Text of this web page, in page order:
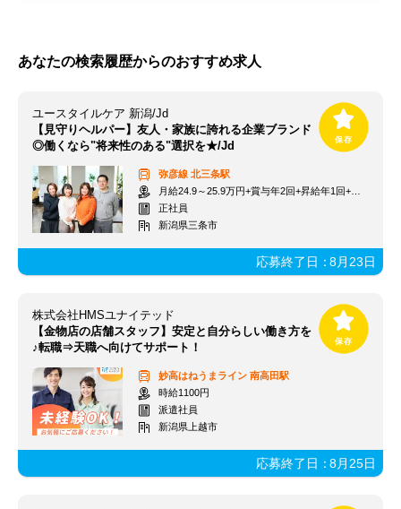
あなたの検索履歴からのおすすめ求人
ユースタイルケア 新潟/Jd
【見守りヘルパー】友人・家族に誇れる企業ブランド
◎働くなら"将来性のある"選択を★/Jd
弥彦線 北三条駅
月給24.9～25.9万円+賞与年2回+昇給年1回+交通費全額
正社員
新潟県三条市
応募終了日：8月23日
株式会社HMSユナイテッド
【金物店の店舗スタッフ】安定と自分らしい働き方を
♪転職⇒天職へ向けてサポート！
妙高はねうまライン 南高田駅
時給1100円
派遣社員
新潟県上越市
応募終了日：8月25日